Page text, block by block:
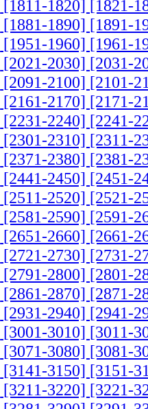
[1811-1820] [1821-
[1881-1890] [1891-
[1951-1960] [1961-
[2021-2030] [2031-
[2091-2100] [2101-
[2161-2170] [2171-
[2231-2240] [2241-
[2301-2310] [2311-
[2371-2380] [2381-
[2441-2450] [2451-
[2511-2520] [2521-
[2581-2590] [2591-
[2651-2660] [2661-
[2721-2730] [2731-
[2791-2800] [2801-
[2861-2870] [2871-
[2931-2940] [2941-
[3001-3010] [3011-
[3071-3080] [3081-
[3141-3150] [3151-
[3211-3220] [3221-